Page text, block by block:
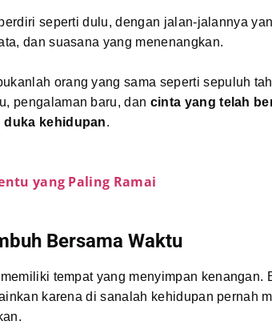
seperti dulu, dengan jalan-jalannya
dan suasana yang menenangkan.
orang yang sama seperti sepuluh
pengalaman baru, dan cinta yang telah
duka kehidupan.
yang Paling Ramai
Bersama Waktu
tempat yang menyimpan kenangan.
karena di sanalah kehidupan pernah